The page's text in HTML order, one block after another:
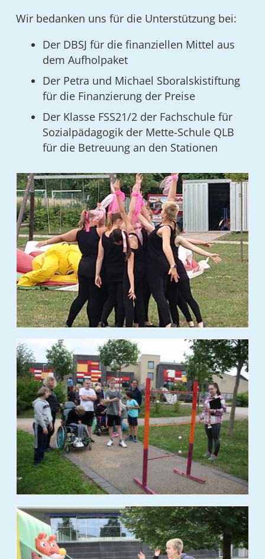
Wir bedanken uns für die Unterstützung bei:
Der DBSJ für die finanziellen Mittel aus
dem Aufholpaket
Der Petra und Michael Sboralskistiftung
für die Finanzierung der Preise
Der Klasse FSS21/2 der Fachschule für
Sozialpädagogik der Mette-Schule QLB
für die Betreuung an den Stationen